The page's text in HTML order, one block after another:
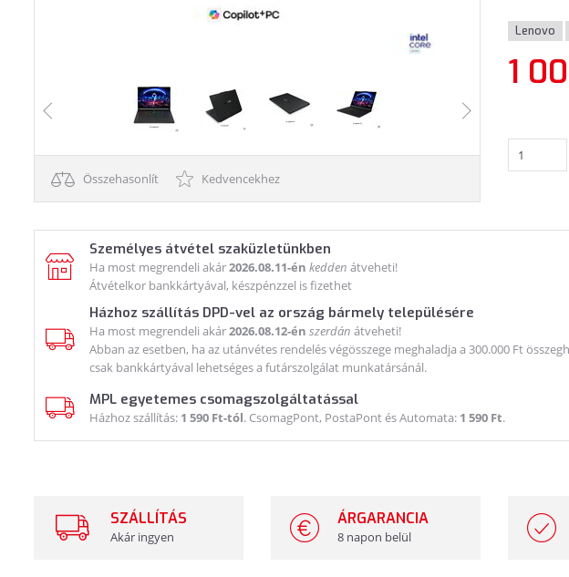
Összehasonlít Kedvencekhez
Lenovo
1
Személyes átvétel szaküzletünkben
Ha most megrendeli akár2026.08.11-én kedden átveheti!
Átvételkor bankkártyával, készpénzzel is fizethet
Házhoz szállítás DPD-vel az ország bármely településére
Ha most megrendeli akár2026.08.12-én szerdán átveheti!
Abban az esetben, ha az utánvétes rendelés végösszege meghaladja a 300.000 Ft
csak bankkártyával lehetséges a futárszolgálat munkatársánál.
MPL egyetemes csomagszolgáltatással
Házhoz szállítás: 1 590 Ft-tól. CsomagPont, PostaPont és Automata: 1 590 Ft.
SZÁLLÍTÁS
Akár ingyen
ÁRGARANCIA
8 napon belül